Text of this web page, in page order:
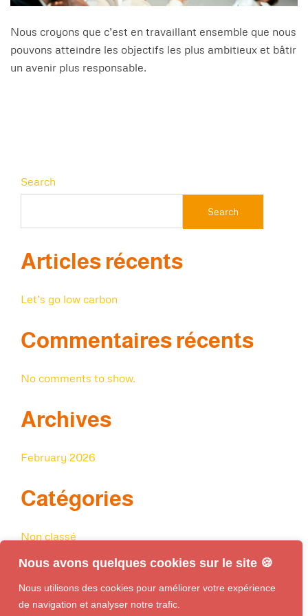
Nous avons quelques cookies sur le site 🍪
Nous utilisons des cookies pour améliorer votre expérience
de navigation et analyser notre trafic.
Nous croyons que c’est en travaillant ensemble que nous
pouvons atteindre les objectifs les plus ambitieux et bâtir
un avenir plus responsable.
Search
Search
Articles récents
Let’s go low carbon
Commentaires récents
No comments to show.
Archives
February 2026
Catégories
Non classé